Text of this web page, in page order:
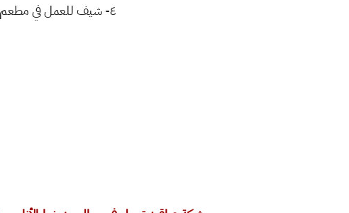
٤- شيف للعمل في مطعم ولديه خبرة في مجال الطبخ و الوجبات العراقية ذو خبرة و اختصاص في هذا المجال